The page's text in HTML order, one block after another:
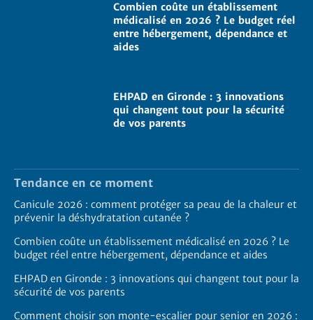
Combien coûte un établissement
médicalisé en 2026 ? Le budget réel
entre hébergement, dépendance et
aides
EHPAD en Gironde : 3 innovations
qui changent tout pour la sécurité
de vos parents
Tendance en ce moment
Canicule 2026 : comment protéger sa peau de la chaleur et
prévenir la déshydratation cutanée ?
Combien coûte un établissement médicalisé en 2026 ? Le
budget réel entre hébergement, dépendance et aides
EHPAD en Gironde : 3 innovations qui changent tout pour la
sécurité de vos parents
Comment choisir son monte-escalier pour senior en 2026 :